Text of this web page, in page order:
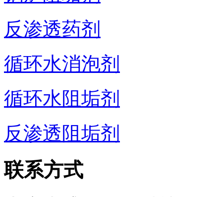
反渗透药剂
循环水消泡剂
循环水阻垢剂
反渗透阻垢剂
联系方式